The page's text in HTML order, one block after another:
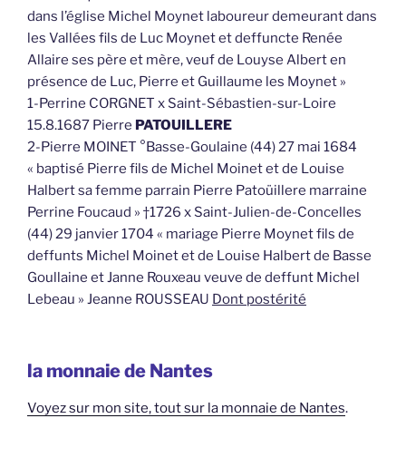
dans l’église Michel Moynet laboureur demeurant dans
les Vallées fils de Luc Moynet et deffuncte Renée
Allaire ses père et mère, veuf de Louyse Albert en
présence de Luc, Pierre et Guillaume les Moynet »
1-Perrine CORGNET x Saint-Sébastien-sur-Loire
15.8.1687 Pierre PATOUILLERE
2-Pierre MOINET °Basse-Goulaine (44) 27 mai 1684
« baptisé Pierre fils de Michel Moinet et de Louise
Halbert sa femme parrain Pierre Patoüillere marraine
Perrine Foucaud » †1726 x Saint-Julien-de-Concelles
(44) 29 janvier 1704 « mariage Pierre Moynet fils de
deffunts Michel Moinet et de Louise Halbert de Basse
Goullaine et Janne Rouxeau veuve de deffunt Michel
Lebeau » Jeanne ROUSSEAU Dont postérité
la monnaie de Nantes
Voyez sur mon site, tout sur la monnaie de Nantes.